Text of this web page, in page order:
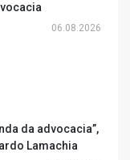
06.08.2026
da advocacia”,
Lamachia